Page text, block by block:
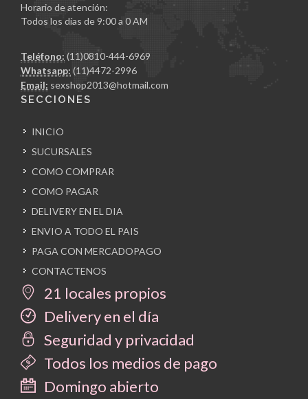
Horario de atención:
Todos los días de 9:00 a 0 AM
Teléfono: (11)0810-444-6969
Whatsapp: (11)4472-2996
Email: sexshop2013@hotmail.com
SECCIONES
INICIO
SUCURSALES
COMO COMPRAR
COMO PAGAR
DELIVERY EN EL DIA
ENVIO A TODO EL PAIS
PAGA CON MERCADOPAGO
CONTACTENOS
21 locales propios
Delivery en el día
Seguridad y privacidad
Todos los medios de pago
Domingo abierto